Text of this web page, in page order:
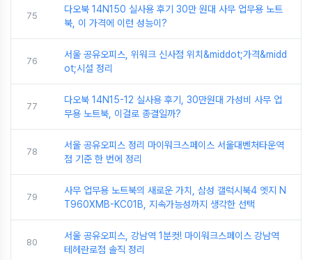
75
다오북 14N150 실사용 후기 30만 원대 사무 업무용 노트
북, 이 가격에 이런 성능이?
76
서울 공유오피스, 위워크 신사점 위치&middot;가격&midd
ot;시설 정리
77
다오북 14N15-12 실사용 후기, 30만원대 가성비 사무 업
무용 노트북, 이걸로 종결일까?
78
서울 공유오피스 정리 마이워크스페이스 서울대벤처타운역
점 기준 한 번에 정리
79
사무 업무용 노트북의 새로운 가치, 삼성 갤럭시북4 엣지 N
T960XMB-KC01B, 지속가능성까지 생각한 선택
80
서울 공유오피스, 강남역 1분컷! 마이워크스페이스 강남역
테헤란로점 솔직 정리